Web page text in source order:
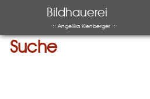
Bildhauerei
:: Angelika Kienberger ::
Suche